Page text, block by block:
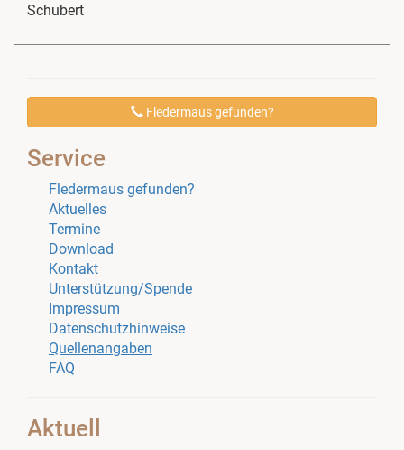
Schubert
Fledermaus gefunden?
Service
Fledermaus gefunden?
Aktuelles
Termine
Download
Kontakt
Unterstützung/Spende
Impressum
Datenschutzhinweise
Quellenangaben
FAQ
Aktuell